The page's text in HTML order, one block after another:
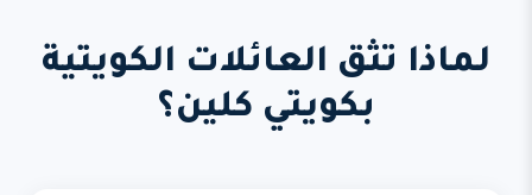
لماذا تثق العائلات الكويتية
بكويتي كلين؟